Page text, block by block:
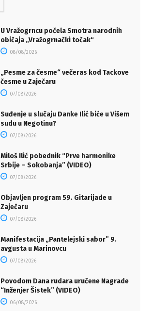
U Vražogrncu počela Smotra narodnih
običaja „Vražogrnački točak“
08/08/2026
„Pesme za česme“ večeras kod Tackove
česme u Zaječaru
07/08/2026
Suđenje u slučaju Danke Ilić biće u Višem
sudu u Negotinu?
07/08/2026
Miloš Ilić pobednik “Prve harmonike
Srbije – Sokobanja” (VIDEO)
07/08/2026
Objavljen program 59. Gitarijade u
Zaječaru
07/08/2026
Manifestacija „Pantelejski sabor” 9.
avgusta u Marinovcu
07/08/2026
Povodom Dana rudara uručene Nagrade
“Inženjer Šistek” (VIDEO)
06/08/2026